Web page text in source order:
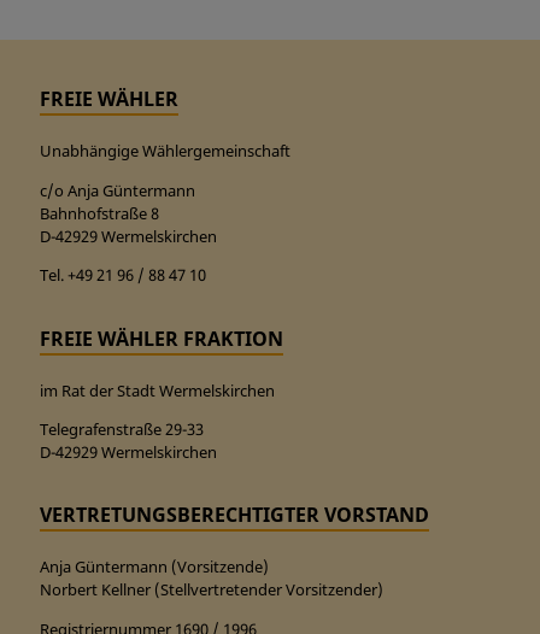
FREIE WÄHLER
Unabhängige Wählergemeinschaft
c/o Anja Güntermann
Bahnhofstraße 8
D-42929 Wermelskirchen
Tel. +49 21 96 / 88 47 10
FREIE WÄHLER FRAKTION
im Rat der Stadt Wermelskirchen
Telegrafenstraße 29-33
D-42929 Wermelskirchen
VERTRETUNGSBERECHTIGTER VORSTAND
Anja Güntermann (Vorsitzende)
Norbert Kellner (Stellvertretender Vorsitzender)
Registriernummer 1690 / 1996